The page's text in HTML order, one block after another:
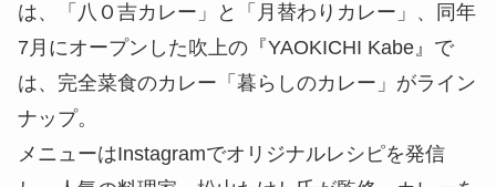
は、「八Ｏ吉カレー」と「月替わりカレー」、同年
7月にオープンした吹上の『YAOKICHI Kabe』で
は、完全菜食のカレー「暮らしのカレー」がライン
ナップ。
メニューはInstagramでオリジナルレシピを発信